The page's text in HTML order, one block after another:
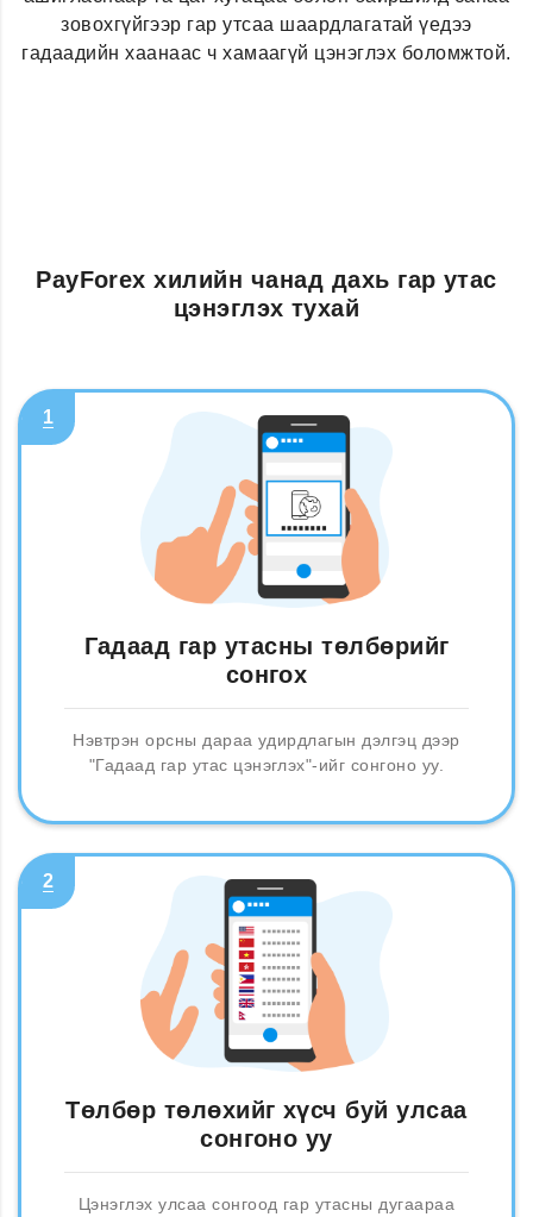
зовохгүйгээр гар утсаа шаардлагатай үедээ
гадаадийн хаанаас ч хамаагүй цэнэглэх боломжтой.
PayForex хилийн чанад дахь гар утас
цэнэглэх тухай
1
Гадаад гар утасны төлбөрийг
сонгох
Нэвтрэн орсны дараа удирдлагын дэлгэц дээр
"Гадаад гар утас цэнэглэх"-ийг сонгоно уу.
2
Төлбөр төлөхийг хүсч буй улсаа
сонгоно уу
Цэнэглэх улсаа сонгоод гар утасны дугаараа